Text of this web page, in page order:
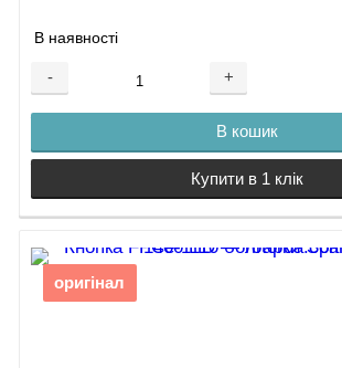
В наявності
- +
В кошик
Купити в 1 клік
оригінал